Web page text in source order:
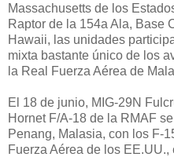
Massachusetts de los
Raptor de la 154a Ala, Base
Hawaii, las unidades
mixta bastante único de los
la Real Fuerza Aérea de
El 18 de junio, MIG-29N
Hornet F/A-18 de la RMAF
Penang, Malasia, con los F-
Fuerza Aérea de los